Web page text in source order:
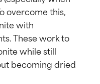
overcome this,
with
These work to
while still
becoming dried